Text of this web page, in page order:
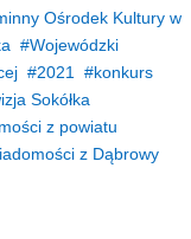
Ośrodek Kultury w
Wojewódzki
2021
konkurs
Sokółka
z powiatu
z Dąbrowy